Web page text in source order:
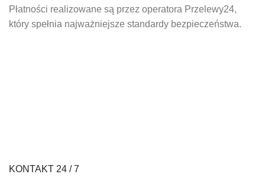
Płatności realizowane są przez operatora Przelewy24,
który spełnia najważniejsze standardy bezpieczeństwa.
KONTAKT 24 / 7